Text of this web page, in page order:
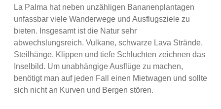
La Palma hat neben unzähligen Bananenplantagen
unfassbar viele Wanderwege und Ausflugsziele zu
bieten. Insgesamt ist die Natur sehr
abwechslungsreich. Vulkane, schwarze Lava Strände,
Steilhänge, Klippen und tiefe Schluchten zeichnen das
Inselbild. Um unabhängige Ausflüge zu machen,
benötigt man auf jeden Fall einen Mietwagen und sollte
sich nicht an Kurven und Bergen stören.